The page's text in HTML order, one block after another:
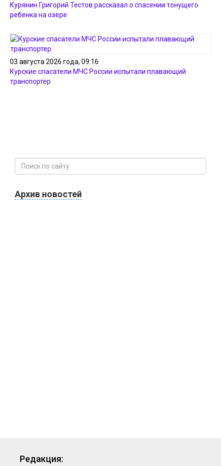
Курянин Григорий Тестов рассказал о спасении тонущего
ребенка на озере
03 августа 2026 года, 09:16
Курские спасатели МЧС России испытали плавающий
транспортер
Архив новостей
Редакция: